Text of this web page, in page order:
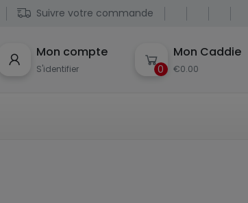
Suivre votre commande
Mon compte
S'identifier 0
Mon Caddie
€0.00